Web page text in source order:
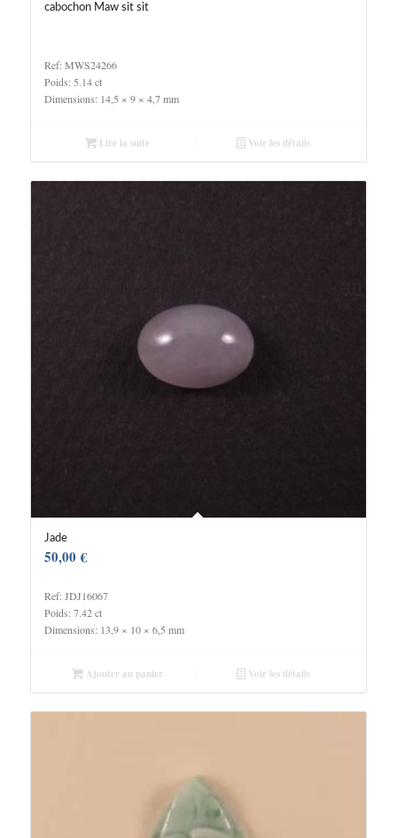
cabochon Maw sit sit
Ref: MWS24266
Poids: 5.14 ct
Dimensions: 14,5 × 9 × 4,7 mm
Lire la suite Voir les détails
Jade
50,00€
Ref: JDJ16067
Poids: 7.42 ct
Dimensions: 13,9 × 10 × 6,5 mm
Ajouter au panier Voir les détails